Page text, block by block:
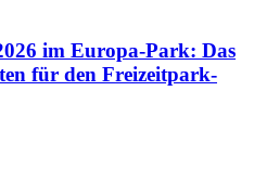
im Europa-Park: Das
für den Freizeitpark-